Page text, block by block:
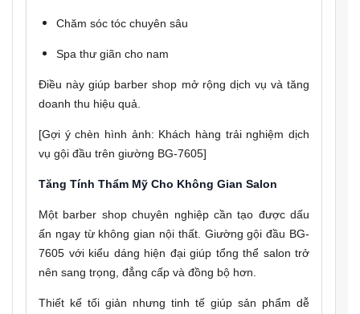
Chăm sóc tóc chuyên sâu
Spa thư giãn cho nam
Điều này giúp barber shop mở rộng dịch vụ và tăng
doanh thu hiệu quả.
[Gợi ý chèn hình ảnh: Khách hàng trải nghiệm dịch
vụ gội đầu trên giường BG-7605]
Tăng Tính Thẩm Mỹ Cho Không Gian Salon
Một barber shop chuyên nghiệp cần tạo được dấu
ấn ngay từ không gian nội thất. Giường gội đầu BG-
7605 với kiểu dáng hiện đại giúp tổng thể salon trở
nên sang trọng, đẳng cấp và đồng bộ hơn.
Thiết kế tối giản nhưng tinh tế giúp sản phẩm dễ